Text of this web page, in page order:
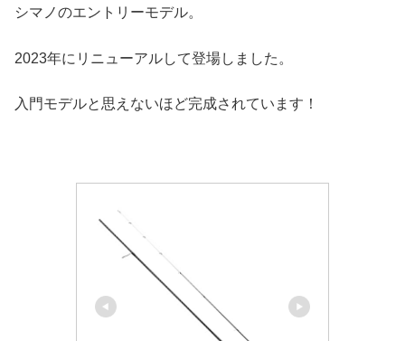
シマノのエントリーモデル。
2023年にリニューアルして登場しました。
入門モデルと思えないほど完成されています！